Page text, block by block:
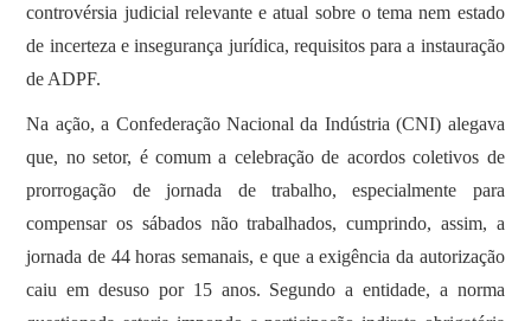
controvérsia judicial relevante e atual sobre o tema nem estado
de incerteza e insegurança jurídica, requisitos para a instauração
de ADPF.
Na ação, a Confederação Nacional da Indústria (CNI) alegava
que, no setor, é comum a celebração de acordos coletivos de
prorrogação de jornada de trabalho, especialmente para
compensar os sábados não trabalhados, cumprindo, assim, a
jornada de 44 horas semanais, e que a exigência da autorização
caiu em desuso por 15 anos. Segundo a entidade, a norma